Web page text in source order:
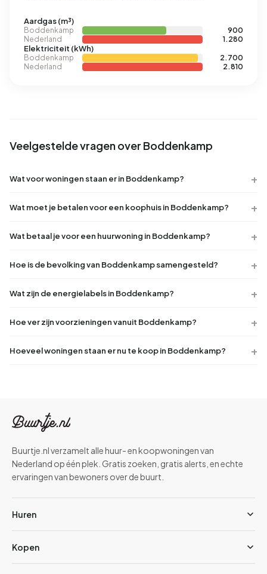
Aardgas (m³)
Boddenkamp
900
Nederland
1.280
Elektriciteit (kWh)
Boddenkamp
2.700
Nederland
2.810
Veelgestelde vragen over Boddenkamp
Wat voor woningen staan er in Boddenkamp?
Wat moet je betalen voor een koophuis in Boddenkamp?
Wat betaal je voor een huurwoning in Boddenkamp?
Hoe is de bevolking van Boddenkamp samengesteld?
Wat zijn de energielabels in Boddenkamp?
Hoe ver zijn voorzieningen vanuit Boddenkamp?
Hoeveel woningen staan er nu te koop in Boddenkamp?
Buurtje.nl verzamelt alle huur- en koopwoningen van
Nederland op één plek. Gratis zoeken, gratis alerts, en echte
ervaringen van bewoners over de buurt.
Huren
Kopen